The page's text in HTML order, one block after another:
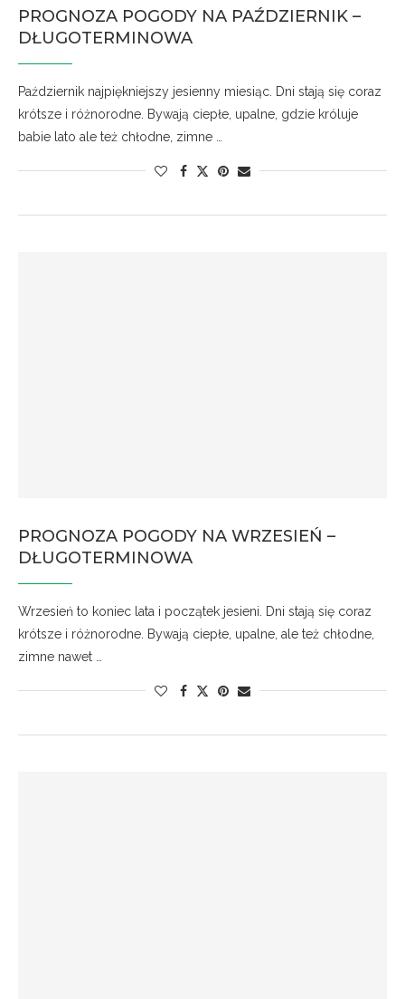
PROGNOZA POGODY NA PAŹDZIERNIK –
DŁUGOTERMINOWA
Październik najpiękniejszy jesienny miesiąc. Dni stają się coraz
krótsze i różnorodne. Bywają ciepłe, upalne, gdzie króluje
babie lato ale też chłodne, zimne …
PROGNOZA POGODY NA WRZESIEŃ –
DŁUGOTERMINOWA
Wrzesień to koniec lata i początek jesieni. Dni stają się coraz
krótsze i różnorodne. Bywają ciepłe, upalne, ale też chłodne,
zimne nawet …